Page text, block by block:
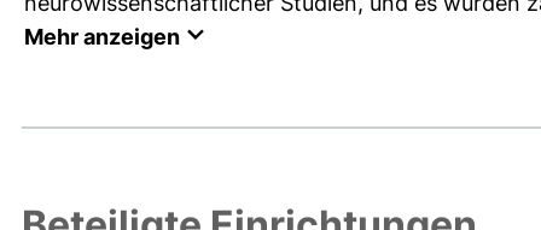
Mehr anzeigen